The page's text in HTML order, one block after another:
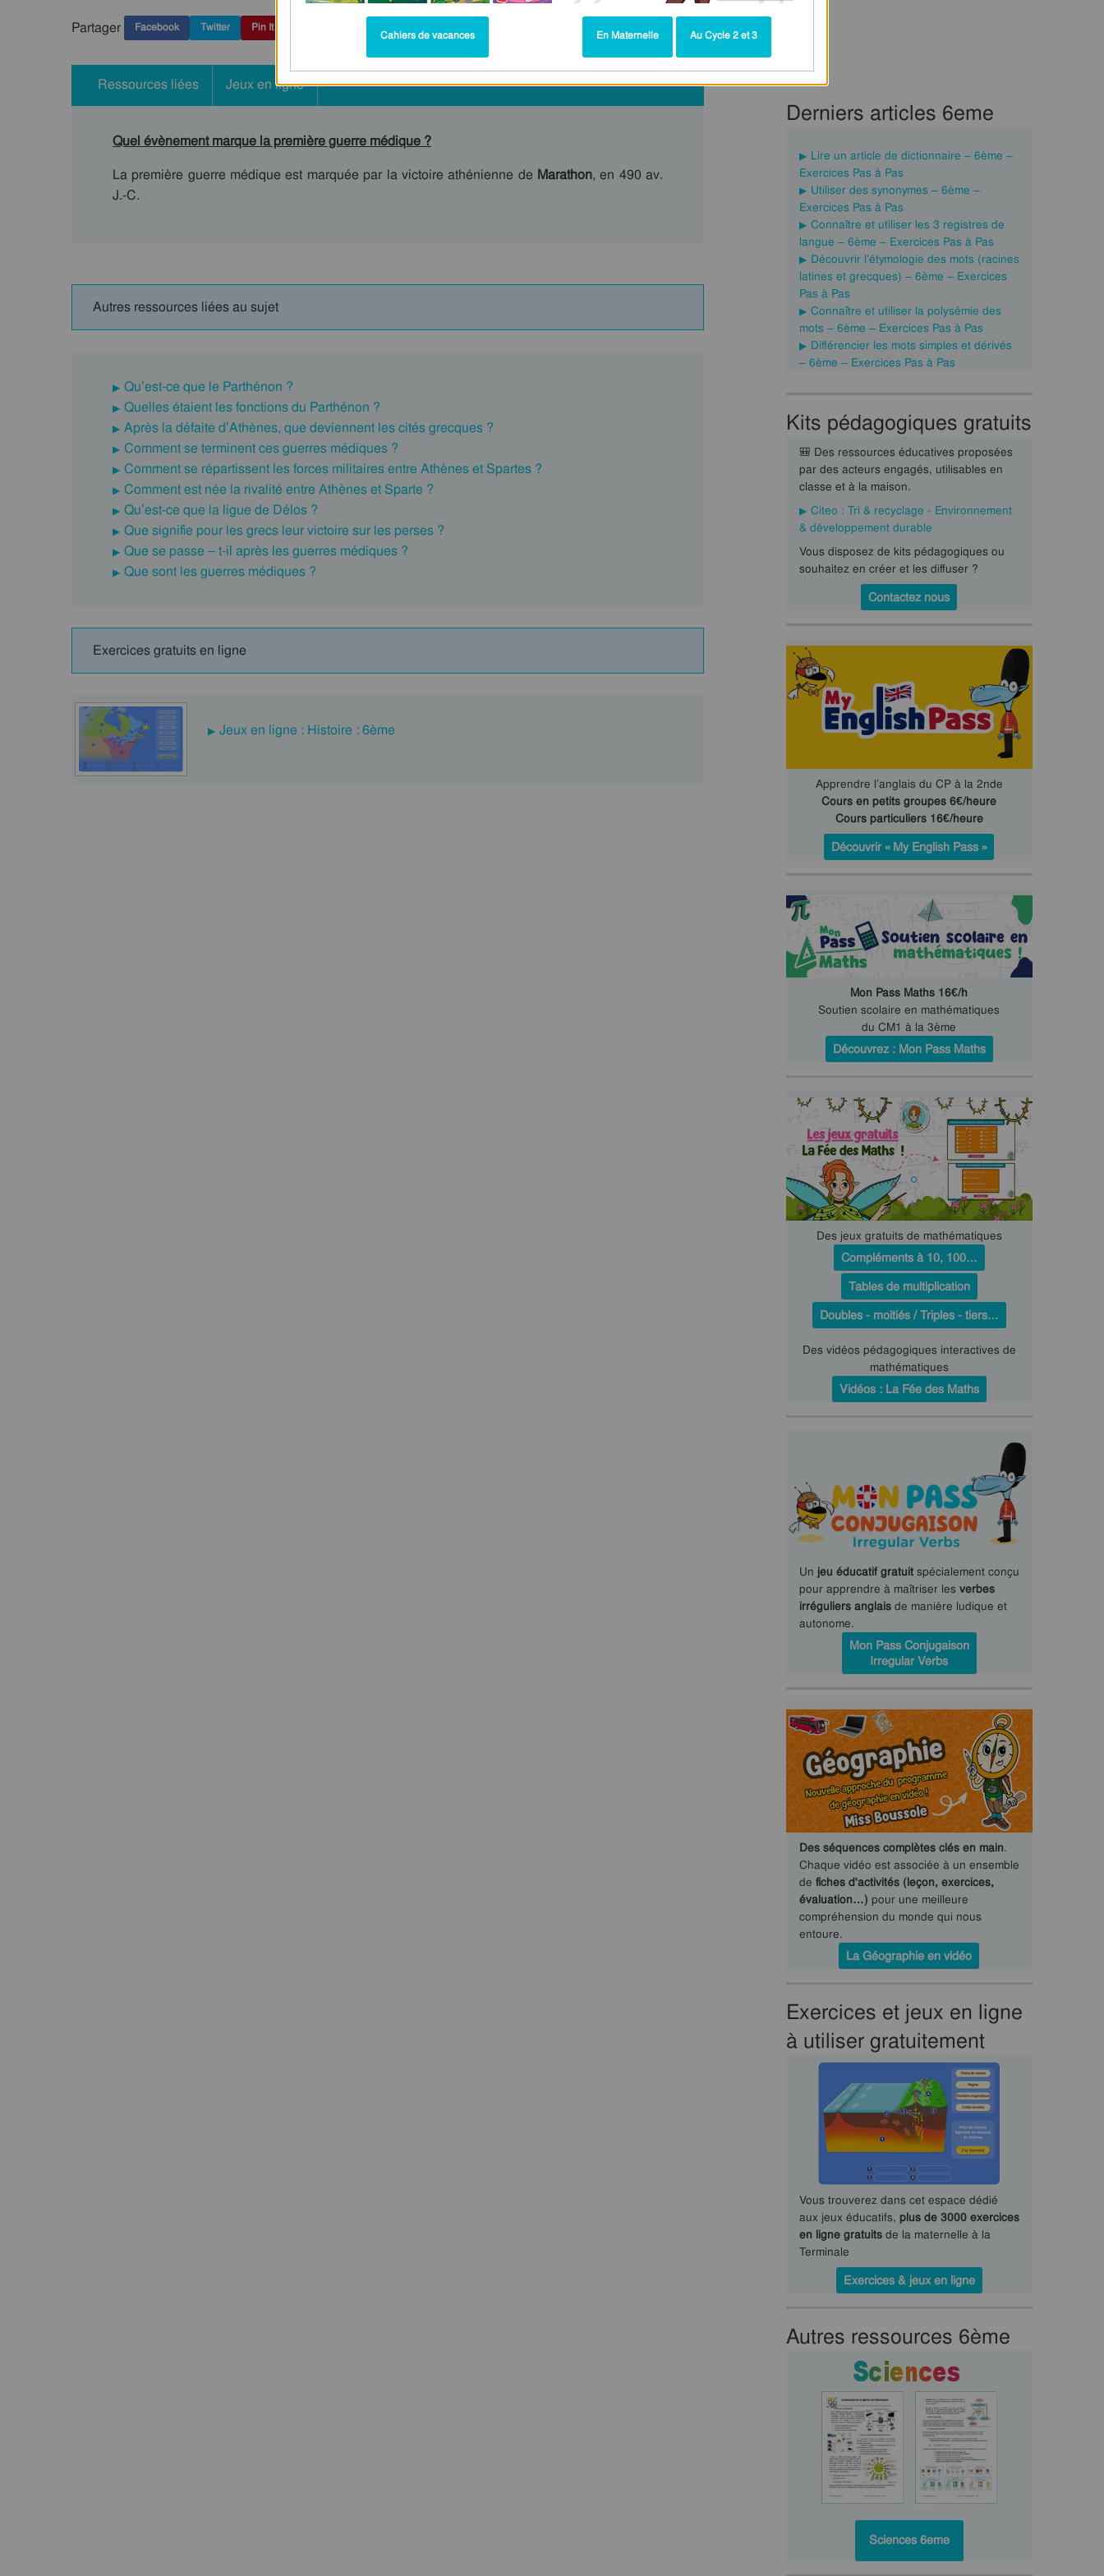
Partager Facebook Twitter Pin It
Ressources liées Jeux en ligne
Quel évènement marque la première guerre médique ?
La première guerre médique est marquée par la victoire athénienne de Marathon, en 490 av.
J.-C.
Autres ressources liées au sujet
Qu’est-ce que le Parthénon ?
Quelles étaient les fonctions du Parthénon ?
Après la défaite d’Athènes, que deviennent les cités grecques ?
Comment se terminent ces guerres médiques ?
Comment se répartissent les forces militaires entre Athènes et Spartes ?
Comment est née la rivalité entre Athènes et Sparte ?
Qu’est-ce que la ligue de Délos ?
Que signifie pour les grecs leur victoire sur les perses ?
Que se passe – t-il après les guerres médiques ?
Que sont les guerres médiques ?
Exercices gratuits en ligne
Jeux en ligne : Histoire : 6ème
Derniers articles 6eme
Lire un article de dictionnaire – 6ème –
Exercices Pas à Pas
Utiliser des synonymes – 6ème –
Exercices Pas à Pas
Connaître et utiliser les 3 registres de
langue – 6ème – Exercices Pas à Pas
Découvrir l’étymologie des mots (racines
latines et grecques) – 6ème – Exercices
Pas à Pas
Connaître et utiliser la polysémie des
mots – 6ème – Exercices Pas à Pas
Différencier les mots simples et dérivés
– 6ème – Exercices Pas à Pas
Kits pédagogiques gratuits
🎒 Des ressources éducatives proposées
par des acteurs engagés, utilisables en
classe et à la maison.
Citeo : Tri & recyclage - Environnement
& développement durable
Vous disposez de kits pédagogiques ou
souhaitez en créer et les diffuser ?
Contactez nous
Apprendre l’anglais du CP à la 2nde
Cours en petits groupes 6€/heure
Cours particuliers 16€/heure
Découvrir « My English Pass »
Mon Pass Maths 16€/h
Soutien scolaire en mathématiques
du CM1 à la 3ème
Découvrez : Mon Pass Maths
Des jeux gratuits de mathématiques
Compléments à 10, 100…
Tables de multiplication
Doubles - moitiés / Triples - tiers…
Des vidéos pédagogiques interactives de
mathématiques
Vidéos : La Fée des Maths
Un jeu éducatif gratuitspécialement conçu
pour apprendre à maîtriser les verbes
irréguliers anglaisde manière ludique et
autonome.
Mon Pass Conjugaison
Irregular Verbs
Des séquences complètes clés en main.
Chaque vidéo est associée à un ensemble
de fiches d'activités (leçon, exercices,
évaluation…) pour une meilleure
compréhension du monde qui nous
entoure.
La Géographie en vidéo
Exercices et jeux en ligne
à utiliser gratuitement
Vous trouverez dans cet espace dédié
aux jeux éducatifs, plus de 3000 exercices
en ligne gratuitsde la maternelle à la
Terminale
Exercices & jeux en ligne
Autres ressources 6ème
Sciences 6eme
Cahiers de vacances En Maternelle Au Cycle 2 et 3